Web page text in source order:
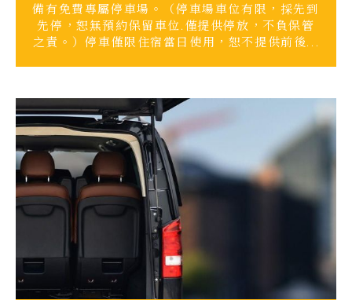
備有免費專屬停車場。（停車場車位有限，採先到
先停，恕無預約保留車位.僅提供停放，不負保管
之責。）停車僅限住宿當日使用，恕不提供前後...